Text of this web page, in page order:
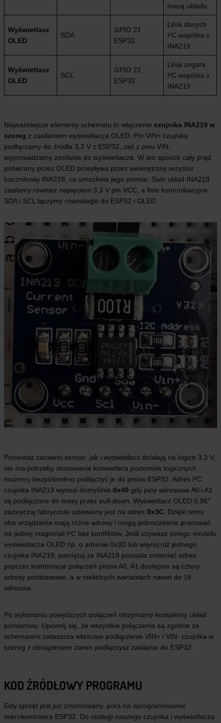
masą układu
Wyświetlacz
OLED
SDA
GPIO 21
ESP32
Linia danych
I²C wspólna z
INA219
Wyświetlacz
OLED
SCL
GPIO 22
ESP32
Linia zegara
I²C wspólna z
INA219
Najważniejsze elementy schematu to włączenie czujnika INA219 w
szereg z zasilaniem wyświetlacza OLED. Pin VIN+ czujnika
podłączamy do źródła 3,3 V z ESP32, zaś z pinu VIN-
wyprowadzamy zasilanie do wyświetlacza. W ten sposób cały prąd
pobierany przez OLED przepływa przez wewnętrzny rezystor
bocznikowy INA219, co umożliwia jego pomiar. Sam układ INA219
zasilamy również napięciem 3,3 V pin VCC, a linie komunikacyjne
SDA i SCL łączymy równolegle do ESP32 i OLED.
Ponieważ zarówno sensor, jak i wyświetlacz działają na logice 3,3 V,
nie ma potrzeby stosowania konwertera poziomów logicznych
możemy bezpośrednio podłączyć je do pinów ESP32. Adres I²C
czujnika INA219 wynosi domyślnie 0x40 gdy piny adresowe A0 i A1
są podłączone do masy przez pull-down. Wyświetlacz OLED 0,96″
zazwyczaj fabrycznie ustawiony jest na adres 0x3C . Dzięki temu
oba urządzenia mają różne adresy i mogą jednocześnie pracować
na jednej magistrali I²C bez konfliktów. Jeśli używasz innego modelu
wyświetlacza OLED np. o adresie 0x3D lub więcej niż jednego
czujnika INA219, pamiętaj że INA219 pozwala zmieniać adres
poprzez kombinacje połączeń pinów A0, A1 dostępne są cztery
adresy podstawowe, a w niektórych wariantach nawet do 16
adresów.
Po wykonaniu powyższych połączeń otrzymamy kompletny układ
pomiarowy. Upewnij się, że wszystkie połączenia są zgodne ze
schematem zwłaszcza właściwe podłączenie VIN+ i VIN- czujnika w
szereg z obciążeniem zanim podłączysz zasilanie do ESP32.
KOD ŹRÓDŁOWY PROGRAMU
Gdy sprzęt jest już zmontowany, pora na oprogramowanie
mikrokontrolera ESP32. Do obsługi naszego czujnika i wyświetlacza